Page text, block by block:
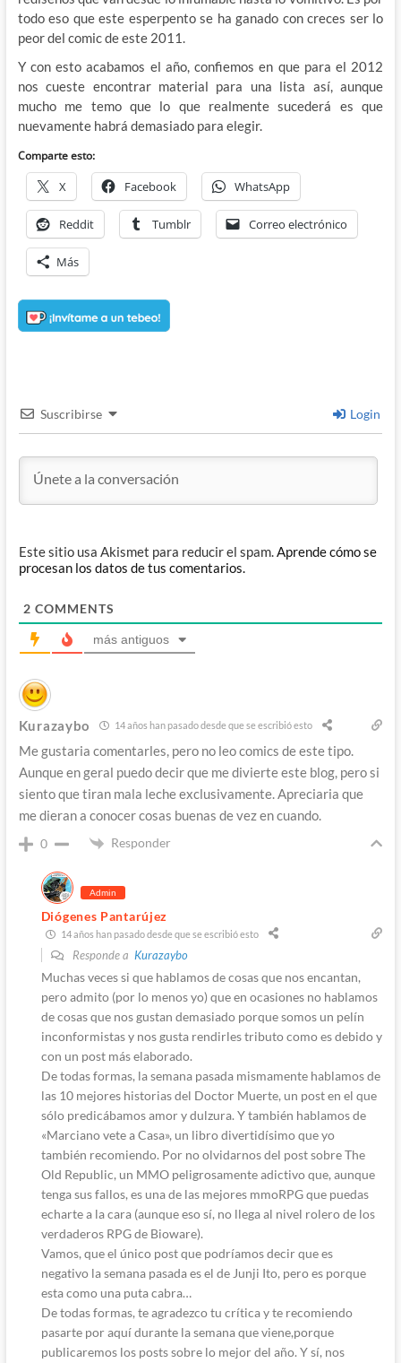
todo eso que este esperpento se ha ganado con creces ser lo
peor del comic de este 2011.
Y con esto acabamos el año, confiemos en que para el 2012
nos cueste encontrar material para una lista así, aunque
mucho me temo que lo que realmente sucederá es que
nuevamente habrá demasiado para elegir.
Comparte esto:
X Facebook WhatsApp
Reddit Tumblr Correo electrónico
Más
Suscribirse Login
Este sitio usa Akismet para reducir el spam.Aprende cómo se
procesan los datos de tus comentarios.
2 COMMENTS
más antiguos
Kurazaybo 14 años han pasado desde que se escribió esto
Me gustaria comentarles, pero no leo comics de este tipo.
Aunque en geral puedo decir que me divierte este blog, pero si
siento que tiran mala leche exclusivamente. Apreciaria que
me dieran a conocer cosas buenas de vez en cuando.
0 Responder
Admin
Diógenes Pantarújez
14 años han pasado desde que se escribió esto
Responde a Kurazaybo
Muchas veces si que hablamos de cosas que nos encantan,
pero admito (por lo menos yo) que en ocasiones no hablamos
de cosas que nos gustan demasiado porque somos un pelín
inconformistas y nos gusta rendirles tributo como es debido y
con un post más elaborado.
De todas formas, la semana pasada mismamente hablamos de
las 10 mejores historias del Doctor Muerte, un post en el que
sólo predicábamos amor y dulzura. Y también hablamos de
«Marciano vete a Casa», un libro divertidísimo que yo
también recomiendo. Por no olvidarnos del post sobre The
Old Republic, un MMO peligrosamente adictivo que, aunque
tenga sus fallos, es una de las mejores mmoRPG que puedas
echarte a la cara (aunque eso sí, no llega al nivel rolero de los
verdaderos RPG de Bioware).
Vamos, que el único post que podríamos decir que es
negativo la semana pasada es el de Junji Ito, pero es porque
esta como una puta cabra…
De todas formas, te agradezco tu crítica y te recomiendo
pasarte por aquí durante la semana que viene,porque
publicaremos los posts sobre lo mejor del año. Y sí, nos